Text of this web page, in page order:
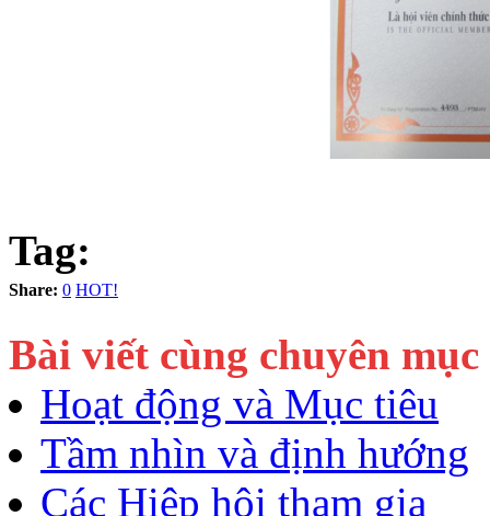
Tag:
Share: 0 HOT!
Bài viết cùng chuyên mục
Hoạt động và Mục tiêu
Tầm nhìn và định hướng
Các Hiệp hội tham gia